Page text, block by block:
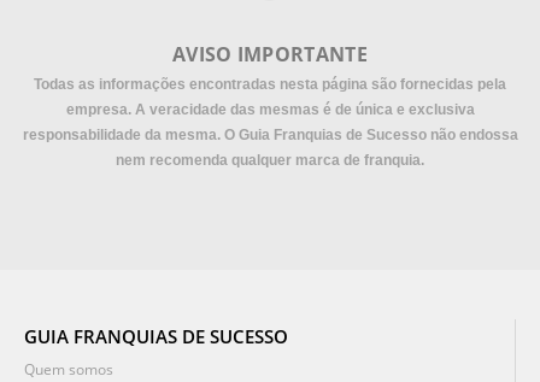
AVISO IMPORTANTE
Todas as informações encontradas nesta página são fornecidas pela
empresa. A veracidade das mesmas é de única e exclusiva
responsabilidade da mesma. O Guia Franquias de Sucesso não endossa
nem recomenda qualquer marca de franquia.
GUIA FRANQUIAS DE SUCESSO
Quem somos